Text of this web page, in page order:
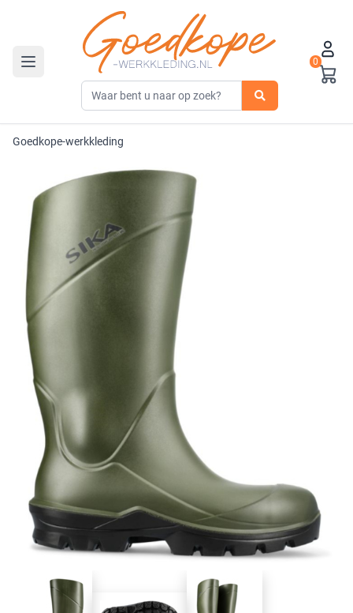
Toggle navigation
0
Goedkope-werkkleding